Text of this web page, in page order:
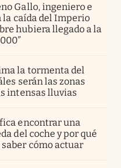
Gallo, ingeniero e
la caída del Imperio
hubiera llegado a la
la tormenta del
serán las zonas
intensas lluvias
encontrar una
del coche y por qué
cómo actuar